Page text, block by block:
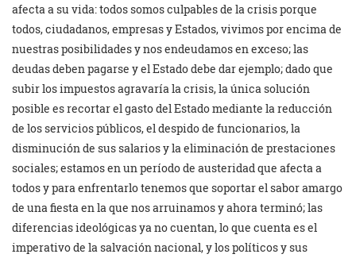
afecta a su vida: todos somos culpables de la crisis porque
todos, ciudadanos, empresas y Estados, vivimos por encima de
nuestras posibilidades y nos endeudamos en exceso; las
deudas deben pagarse y el Estado debe dar ejemplo; dado que
subir los impuestos agravaría la crisis, la única solución
posible es recortar el gasto del Estado mediante la reducción
de los servicios públicos, el despido de funcionarios, la
disminución de sus salarios y la eliminación de prestaciones
sociales; estamos en un período de austeridad que afecta a
todos y para enfrentarlo tenemos que soportar el sabor amargo
de una fiesta en la que nos arruinamos y ahora terminó; las
diferencias ideológicas ya no cuentan, lo que cuenta es el
imperativo de la salvación nacional, y los políticos y sus